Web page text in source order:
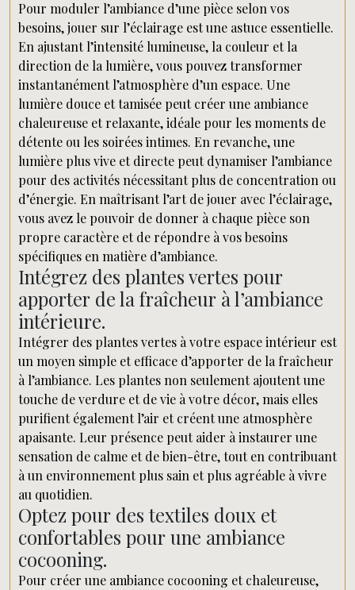
Pour moduler l’ambiance d’une pièce selon vos
besoins, jouer sur l’éclairage est une astuce essentielle.
En ajustant l’intensité lumineuse, la couleur et la
direction de la lumière, vous pouvez transformer
instantanément l’atmosphère d’un espace. Une
lumière douce et tamisée peut créer une ambiance
chaleureuse et relaxante, idéale pour les moments de
détente ou les soirées intimes. En revanche, une
lumière plus vive et directe peut dynamiser l’ambiance
pour des activités nécessitant plus de concentration ou
d’énergie. En maîtrisant l’art de jouer avec l’éclairage,
vous avez le pouvoir de donner à chaque pièce son
propre caractère et de répondre à vos besoins
spécifiques en matière d’ambiance.
Intégrez des plantes vertes pour
apporter de la fraîcheur à l’ambiance
intérieure.
Intégrer des plantes vertes à votre espace intérieur est
un moyen simple et efficace d’apporter de la fraîcheur
à l’ambiance. Les plantes non seulement ajoutent une
touche de verdure et de vie à votre décor, mais elles
purifient également l’air et créent une atmosphère
apaisante. Leur présence peut aider à instaurer une
sensation de calme et de bien-être, tout en contribuant
à un environnement plus sain et plus agréable à vivre
au quotidien.
Optez pour des textiles doux et
confortables pour une ambiance
cocooning.
Pour créer une ambiance cocooning et chaleureuse,